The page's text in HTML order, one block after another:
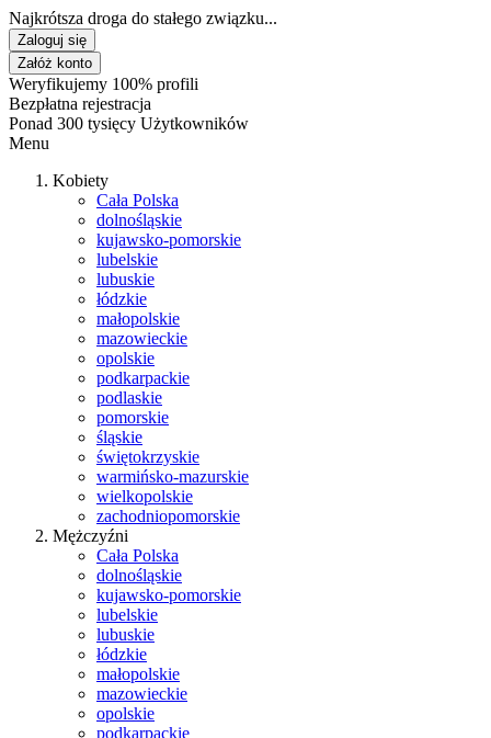
Najkrótsza droga do stałego związku...
Zaloguj się
Załóż konto
Weryfikujemy 100% profili
Bezpłatna rejestracja
Ponad 300 tysięcy Użytkowników
Menu
Kobiety
Cała Polska
dolnośląskie
kujawsko-pomorskie
lubelskie
lubuskie
łódzkie
małopolskie
mazowieckie
opolskie
podkarpackie
podlaskie
pomorskie
śląskie
świętokrzyskie
warmińsko-mazurskie
wielkopolskie
zachodniopomorskie
Mężczyźni
Cała Polska
dolnośląskie
kujawsko-pomorskie
lubelskie
lubuskie
łódzkie
małopolskie
mazowieckie
opolskie
podkarpackie